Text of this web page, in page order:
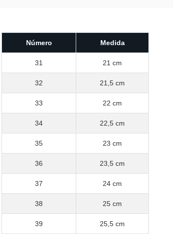
Número Medida
31 21 cm
32 21,5 cm
33 22 cm
34 22,5 cm
35 23 cm
36 23,5 cm
37 24 cm
38 25 cm
39 25,5 cm